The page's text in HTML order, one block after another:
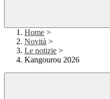
Home >
Novità >
Le notizie >
Kangourou 2026